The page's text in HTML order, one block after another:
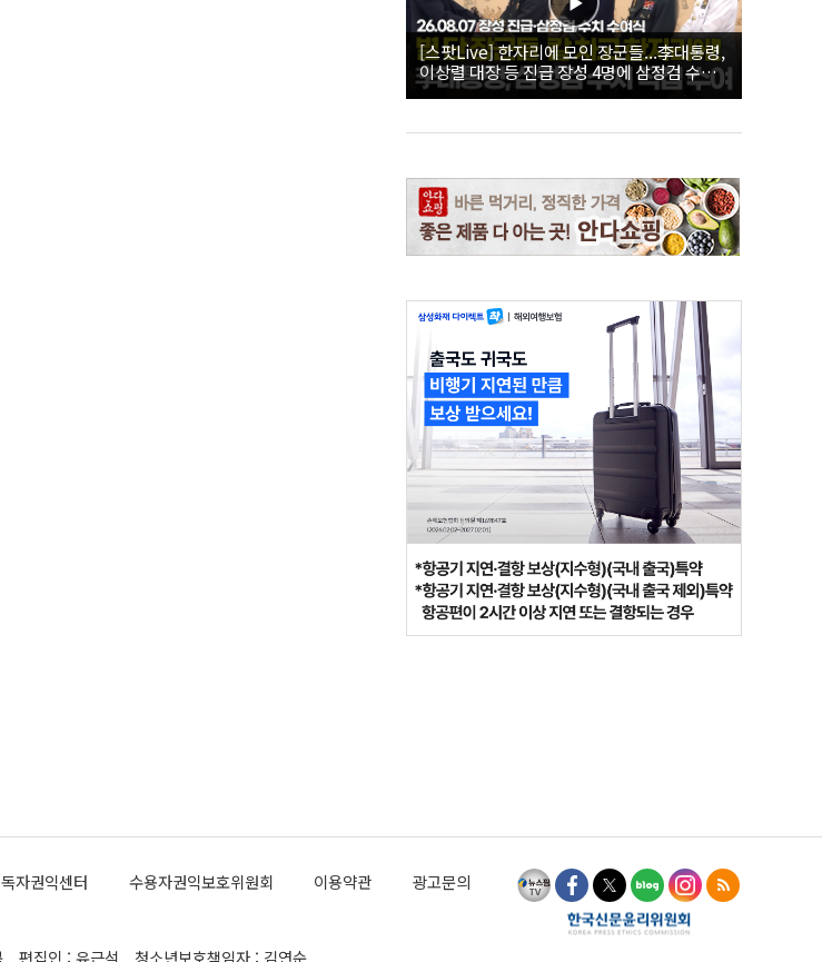
[스팟Live] 한자리에 모인 장군들...李대통령,
이상렬 대장 등 진급 장성 4명에 삼정검 수치
직접 수여｜26.08.07 장성 진급·삼정검 수치
독자권익센터 수용자권익보호위원회 이용약관 광고문의
편집인 : 유근석 청소년보호책임자 : 김연순